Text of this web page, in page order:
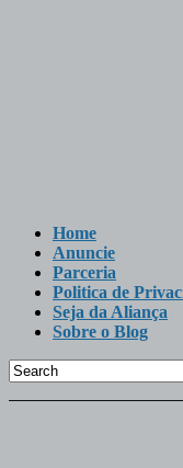
Home
Anuncie
Parceria
Politica de
Seja da Aliança
Sobre o Blog